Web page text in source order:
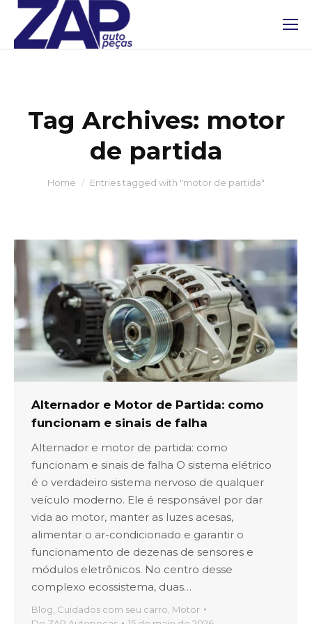
Tag Archives: motor
de partida
You are here:
Home Entries tagged with "motor de partida"
Alternador e Motor de Partida: como
funcionam e sinais de falha
Alternador e motor de partida: como
funcionam e sinais de falha O sistema elétrico
é o verdadeiro sistema nervoso de qualquer
veículo moderno. Ele é responsável por dar
vida ao motor, manter as luzes acesas,
alimentar o ar-condicionado e garantir o
funcionamento de dezenas de sensores e
módulos eletrônicos. No centro desse
complexo ecossistema, duas…
Blog Cuidados com seu carro Motor